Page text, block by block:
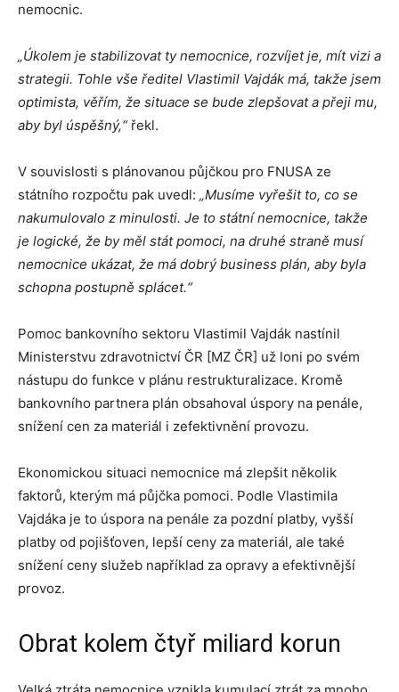
nemocnic.
„Úkolem je stabilizovat ty nemocnice, rozvíjet je, mít vizi a
strategii. Tohle vše ředitel Vlastimil Vajdák má, takže jsem
optimista, věřím, že situace se bude zlepšovat a přeji mu,
aby byl úspěšný,“řekl.
V souvislosti s plánovanou půjčkou pro FNUSA ze
státního rozpočtu pak uvedl: „Musíme vyřešit to, co se
nakumulovalo z minulosti. Je to státní nemocnice, takže
je logické, že by měl stát pomoci, na druhé straně musí
nemocnice ukázat, že má dobrý business plán, aby byla
schopna postupně splácet.“
Pomoc bankovního sektoru Vlastimil Vajdák nastínil
Ministerstvu zdravotnictví ČR [MZ ČR] už loni po svém
nástupu do funkce v plánu restrukturalizace. Kromě
bankovního partnera plán obsahoval úspory na penále,
snížení cen za materiál i zefektivnění provozu.
Ekonomickou situaci nemocnice má zlepšit několik
faktorů, kterým má půjčka pomoci. Podle Vlastimila
Vajdáka je to úspora na penále za pozdní platby, vyšší
platby od pojišťoven, lepší ceny za materiál, ale také
snížení ceny služeb například za opravy a efektivnější
provoz.
Obrat kolem čtyř miliard korun